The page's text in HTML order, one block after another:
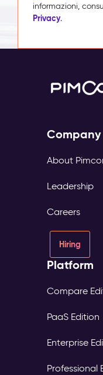
informazioni,
Privacy.
Company
About
Leadership
Careers
Hiring
Platform
Compare
PaaS Edition
Enterprise
Professional